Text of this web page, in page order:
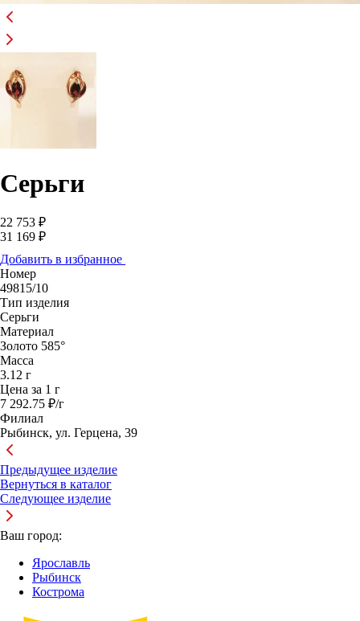
Серьги
22 753 ₽
31 169 ₽
Добавить в избранное
Номер
49815/10
Тип изделия
Серьги
Материал
Золото 585°
Масса
3.12 г
Цена за 1 г
7 292.75 ₽/г
Филиал
Рыбинск, ул. Герцена, 39
Предыдущее изделие
Вернуться в каталог
Следующее изделие
Ваш город:
Ярославль
Рыбинск
Кострома